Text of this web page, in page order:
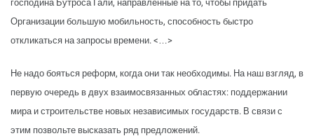
господина Бутроса Гали, направленные на то, чтобы придать
Организации большую мобильность, способность быстро
откликаться на запросы времени. <…>
Не надо бояться реформ, когда они так необходимы. На наш взгляд, в
первую очередь в двух взаимосвязанных областях: поддержании
мира и строительстве новых независимых государств. В связи с
этим позвольте высказать ряд предложений.